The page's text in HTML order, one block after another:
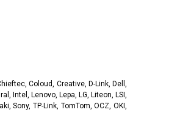
Coloud, Creative, D-Link, Dell,
Intel, Lenovo, Lepa, LG, Liteon, LSI,
Sony, TP-Link, TomTom, OCZ, OKI,